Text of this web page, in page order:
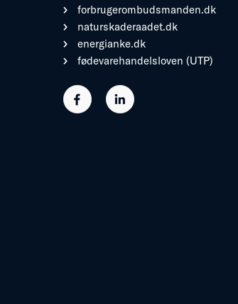
forbrugerombudsmanden.dk
naturskaderaadet.dk
energianke.dk
fødevarehandelsloven (UTP)